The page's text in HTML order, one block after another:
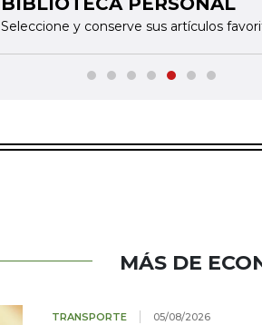
Seleccione y conserve sus artículos
MÁS DE
TRANSPORTE 05/08/2026